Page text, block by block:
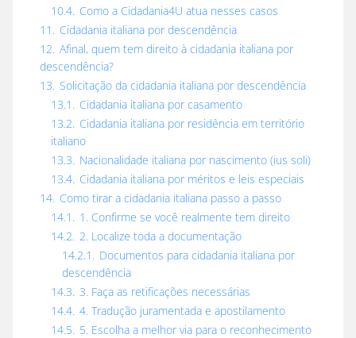
10.4. Como a Cidadania4U atua nesses casos
11. Cidadania italiana por descendência
12. Afinal, quem tem direito à cidadania italiana por
descendência?
13. Solicitação da cidadania italiana por descendência
13.1. Cidadania italiana por casamento
13.2. Cidadania italiana por residência em território
italiano
13.3. Nacionalidade italiana por nascimento (ius soli)
13.4. Cidadania italiana por méritos e leis especiais
14. Como tirar a cidadania italiana passo a passo
14.1. 1. Confirme se você realmente tem direito
14.2. 2. Localize toda a documentação
14.2.1. Documentos para cidadania italiana por
descendência
14.3. 3. Faça as retificações necessárias
14.4. 4. Tradução juramentada e apostilamento
14.5. 5. Escolha a melhor via para o reconhecimento